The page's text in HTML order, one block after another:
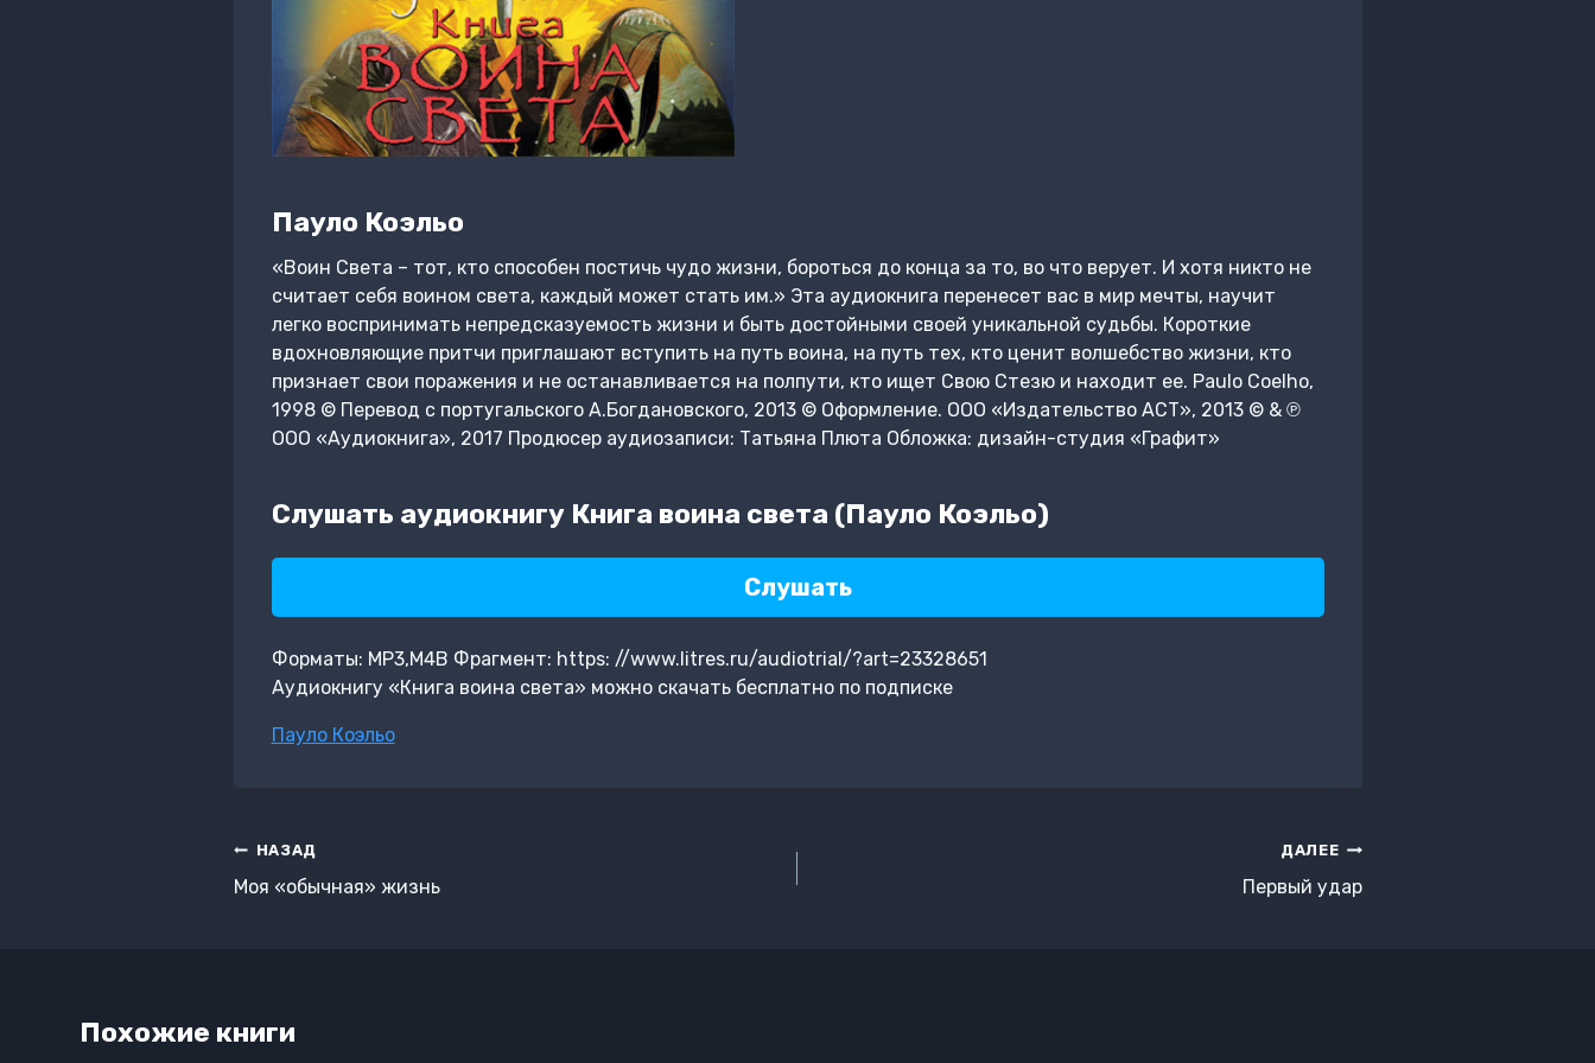
Пауло Коэльо
«Воин Света – тот, кто способен постичь чудо жизни, бороться до конца за то, во что верует. И хотя никто не
считает себя воином света, каждый может стать им.» Эта аудиокнига перенесет вас в мир мечты, научит
легко воспринимать непредсказуемость жизни и быть достойными своей уникальной судьбы. Короткие
вдохновляющие притчи приглашают вступить на путь воина, на путь тех, кто ценит волшебство жизни, кто
признает свои поражения и не останавливается на полпути, кто ищет Свою Стезю и находит ее. Paulo Coelho,
1998 © Перевод с португальского А.Богдановского, 2013 © Оформление. ООО «Издательство АСТ», 2013 © & ℗
ООО «Аудиокнига», 2017 Продюсер аудиозаписи: Татьяна Плюта Обложка: дизайн-студия «Графит»
Слушать аудиокнигу Книга воина света (Пауло Коэльо)
Слушать
Форматы: MP3,M4B Фрагмент: https: //www.litres.ru/audiotrial/?art=23328651
Аудиокнигу «Книга воина света» можно скачать бесплатно по подписке
Метки
Пауло Коэльо
Навигация
по
НАЗАД
Моя «обычная» жизнь
ДАЛЕЕ
Первый удар
Похожие книги